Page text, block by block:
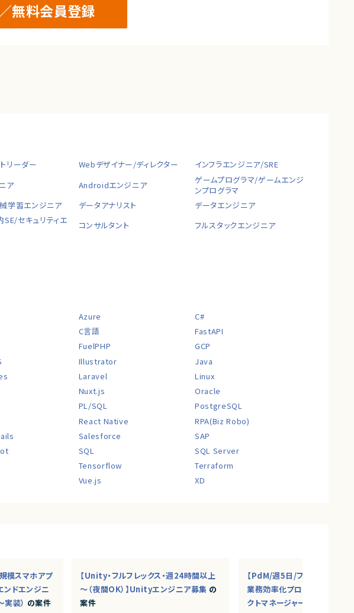
無料会員登録
リーダー Webデザイナー/ディレクター
インフラエンジニア/SRE
ア Androidエンジニア
ゲームプログラマ/ゲームエンジ
ンプログラマ
学習エンジニア データアナリスト
データエンジニア
セキュリティエ
コンサルタント
フルスタックエンジニア
Azure
C#
C言語
FastAPI
FuelPHP
GCP
Illustrator
Java
Laravel
Linux
Nuxt.js
Oracle
PL/SQL
PostgreSQL
React Native
RPA(Biz Robo)
Salesforce
SAP
SQL
SQL Server
Tensorflow
Terraform
Vue.js XD
模スマホアプ
ンドエンジニ
装） の案件
【Unity・フルフレックス・週24時間以上
～（夜間OK）】Unityエンジニア募集 の
案件
【PdM/週5日/フルリモ】AI・
業務効率化プロダクトを推進
クトマネージャー募集